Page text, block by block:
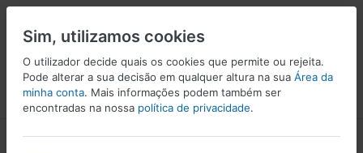
Menu Iniciar sessão Comparar Lista de Desejos
Sim, utilizamos cookies
O utilizador decide quais os cookies que permite ou rejeita.
Pode alterar a sua decisão em qualquer altura na sua Área da
minha conta. Mais informações podem também ser
encontradas na nossa política de privacidade.